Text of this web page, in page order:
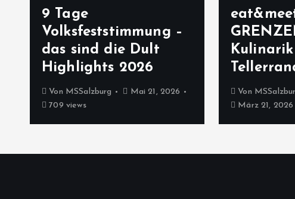
9 Tage
Volksfeststimmung –
das sind die Dult
Highlights 2026
Von MSSalzburg
Mai 21, 2026
709 views
Von
März 21, 2026